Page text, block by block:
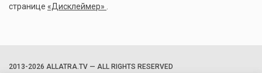
странице «Дисклеймер»
2013-2026 ALLATRA.TV — ALL RIGHTS RESERVED